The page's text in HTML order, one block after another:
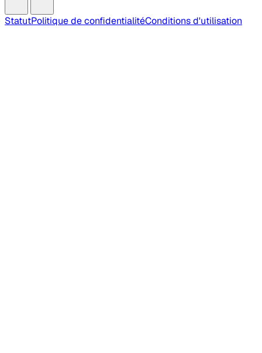
StatutPolitique de confidentialitéConditions d'utilisation